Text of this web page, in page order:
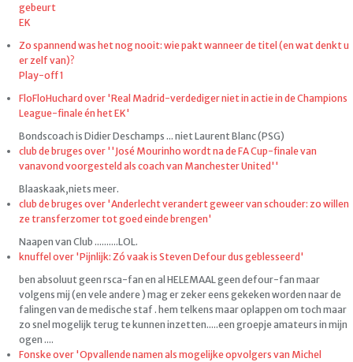
gebeurt
EK
Zo spannend was het nog nooit: wie pakt wanneer de titel (en wat denkt u
er zelf van)?
Play-off 1
FloFloHuchard over 'Real Madrid-verdediger niet in actie in de Champions
League-finale én het EK'
Bondscoach is Didier Deschamps ... niet Laurent Blanc (PSG)
club de bruges over ''José Mourinho wordt na de FA Cup-finale van
vanavond voorgesteld als coach van Manchester United''
Blaaskaak,niets meer.
club de bruges over 'Anderlecht verandert geweer van schouder: zo willen
ze transferzomer tot goed einde brengen'
Naapen van Club ..........LOL.
knuffel over 'Pijnlijk: Zó vaak is Steven Defour dus geblesseerd'
ben absoluut geen rsca-fan en al HELEMAAL geen defour-fan maar
volgens mij (en vele andere ) mag er zeker eens gekeken worden naar de
falingen van de medische staf . hem telkens maar oplappen om toch maar
zo snel mogelijk terug te kunnen inzetten.....een groepje amateurs in mijn
ogen ....
Fonske over 'Opvallende namen als mogelijke opvolgers van Michel